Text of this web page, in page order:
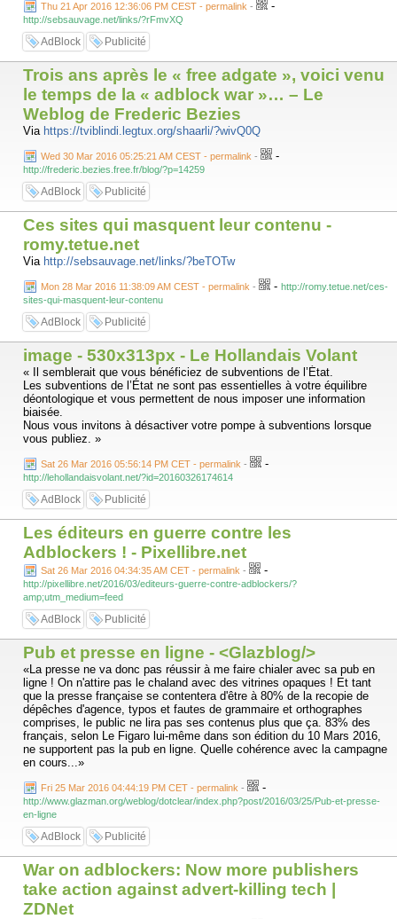
Thu 21 Apr 2016 12:36:06 PM CEST - permalink - -
http://sebsauvage.net/links/?rFmvXQ
AdBlock Publicité
Trois ans après le « free adgate », voici venu
le temps de la « adblock war »… – Le
Weblog de Frederic Bezies
Via https://tviblindi.legtux.org/shaarli/?wivQ0Q
Wed 30 Mar 2016 05:25:21 AM CEST - permalink - -
http://frederic.bezies.free.fr/blog/?p=14259
AdBlock Publicité
Ces sites qui masquent leur contenu -
romy.tetue.net
Via http://sebsauvage.net/links/?beTOTw
Mon 28 Mar 2016 11:38:09 AM CEST - permalink - - http://romy.tetue.net/ces-
sites-qui-masquent-leur-contenu
AdBlock Publicité
image - 530x313px - Le Hollandais Volant
« Il semblerait que vous bénéficiez de subventions de l’État.
Les subventions de l’État ne sont pas essentielles à votre équilibre
déontologique et vous permettent de nous imposer une information
biaisée.
Nous vous invitons à désactiver votre pompe à subventions lorsque
vous publiez. »
Sat 26 Mar 2016 05:56:14 PM CET - permalink - -
http://lehollandaisvolant.net/?id=20160326174614
AdBlock Publicité
Les éditeurs en guerre contre les
Adblockers ! - Pixellibre.net
Sat 26 Mar 2016 04:34:35 AM CET - permalink - -
http://pixellibre.net/2016/03/editeurs-guerre-contre-adblockers/?
amp;utm_medium=feed
AdBlock Publicité
Pub et presse en ligne - <Glazblog/>
«La presse ne va donc pas réussir à me faire chialer avec sa pub en
ligne ! On n'attire pas le chaland avec des vitrines opaques ! Et tant
que la presse française se contentera d'être à 80% de la recopie de
dépêches d'agence, typos et fautes de grammaire et orthographes
comprises, le public ne lira pas ses contenus plus que ça. 83% des
français, selon Le Figaro lui-même dans son édition du 10 Mars 2016,
ne supportent pas la pub en ligne. Quelle cohérence avec la campagne
en cours...»
Fri 25 Mar 2016 04:44:19 PM CET - permalink - -
http://www.glazman.org/weblog/dotclear/index.php?post/2016/03/25/Pub-et-presse-
en-ligne
AdBlock Publicité
War on adblockers: Now more publishers
take action against advert-killing tech |
ZDNet